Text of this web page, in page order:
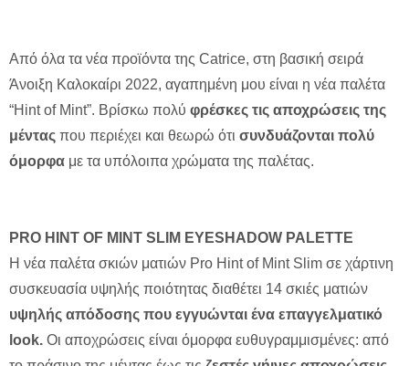
Από όλα τα νέα προϊόντα της Catrice, στη βασική σειρά
Άνοιξη Καλοκαίρι 2022, αγαπημένη μου είναι η νέα παλέτα
“Hint of Mint”. Βρίσκω πολύ φρέσκες τις αποχρώσεις της
μέντας που περιέχει και θεωρώ ότι συνδυάζονται πολύ
όμορφα με τα υπόλοιπα χρώματα της παλέτας.
PRO HINT OF MINT SLIM EYESHADOW PALETTE
Η νέα παλέτα σκιών ματιών Pro Hint of Mint Slim σε χάρτινη
συσκευασία υψηλής ποιότητας διαθέτει 14 σκιές ματιών
υψηλής απόδοσης που εγγυώνται ένα επαγγελματικό
look. Οι αποχρώσεις είναι όμορφα ευθυγραμμισμένες: από